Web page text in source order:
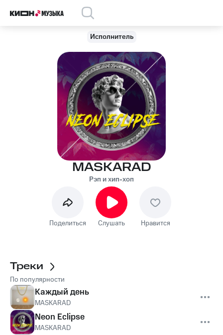
Исполнитель
MASKARAD
Рэп и хип-хоп
Поделиться Слушать Нравится
Треки
По популярности
Каждый день
MASKARAD
Neon Eclipse
MASKARAD